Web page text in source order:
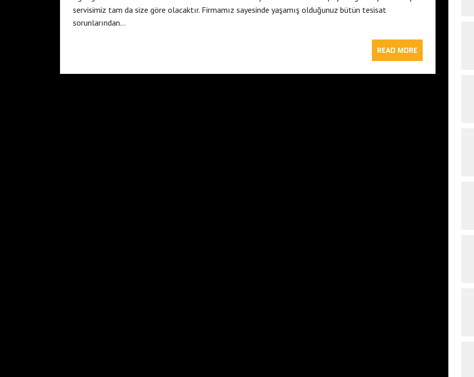
servisimiz tam da size göre olacaktır. Firmamız sayesinde yaşamış olduğunuz bütün tesisat
sorunlarından…
READ MORE